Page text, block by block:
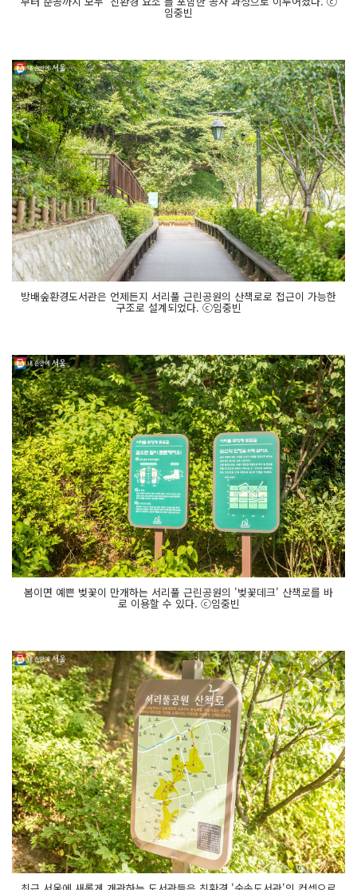
임중빈
방배숲환경도서관은 언제든지 서리풀 근린공원의 산책로로 접근이 가능한
구조로 설계되었다. ⓒ임중빈
봄이면 예쁜 벚꽃이 만개하는 서리풀 근린공원의 '벚꽃데크' 산책로를 바
로 이용할 수 있다. ⓒ임중빈